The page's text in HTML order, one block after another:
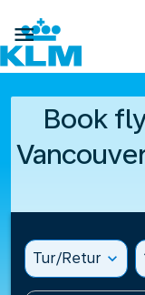

Book
Tur/Retur expand_more